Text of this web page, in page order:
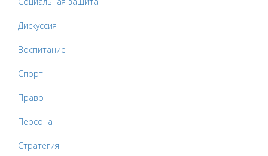
Дискуссия
Воспитание
Спорт
Право
Персона
Стратегия